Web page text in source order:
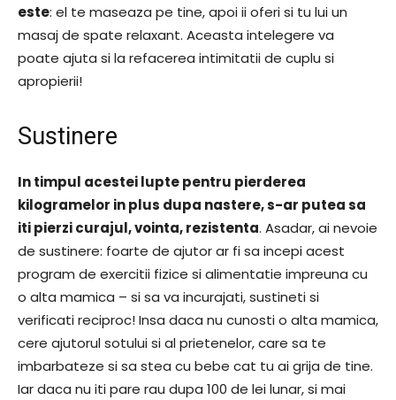
este: el te maseaza pe tine, apoi ii oferi si tu lui un
masaj de spate relaxant. Aceasta intelegere va
poate ajuta si la refacerea intimitatii de cuplu si
apropierii!
Sustinere
In timpul acestei lupte pentru pierderea
kilogramelor in plus dupa nastere, s-ar putea sa
iti pierzi curajul, vointa, rezistenta. Asadar, ai nevoie
de sustinere: foarte de ajutor ar fi sa incepi acest
program de exercitii fizice si alimentatie impreuna cu
o alta mamica – si sa va incurajati, sustineti si
verificati reciproc! Insa daca nu cunosti o alta mamica,
cere ajutorul sotului si al prietenelor, care sa te
imbarbateze si sa stea cu bebe cat tu ai grija de tine.
Iar daca nu iti pare rau dupa 100 de lei lunar, si mai